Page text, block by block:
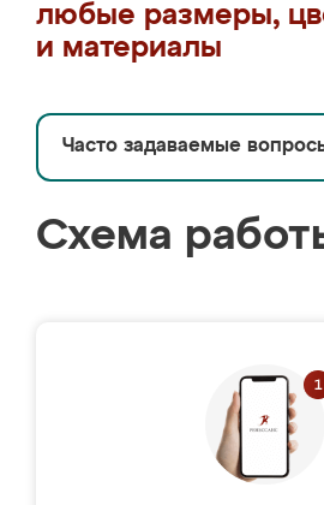
любые размеры,
и материалы
Часто задаваемые
Схема